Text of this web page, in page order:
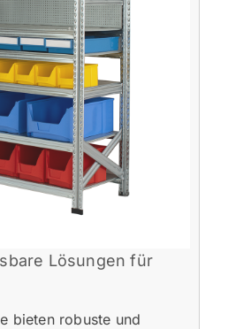
Lösungen für
bieten robuste und